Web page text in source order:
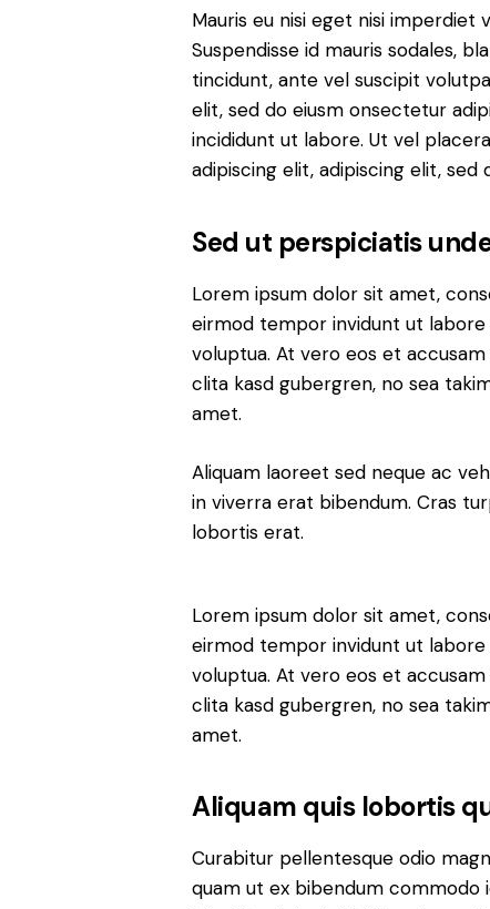
Mauris eu nisi eget nisi imperdiet
Suspendisse id mauris sodales,
tincidunt, ante vel suscipit
elit, sed do eiusm onsectetur
incididunt ut labore. Ut vel
adipiscing elit, adipiscing elit, sed
Sed ut perspiciatis
Lorem ipsum dolor sit amet,
eirmod tempor invidunt ut
voluptua. At vero eos et
clita kasd gubergren, no sea
amet.
Aliquam laoreet sed neque ac
in viverra erat bibendum. Cras
lobortis erat.
Lorem ipsum dolor sit amet,
eirmod tempor invidunt ut
voluptua. At vero eos et
clita kasd gubergren, no sea
amet.
Aliquam quis lobortis
Curabitur pellentesque odio
quam ut ex bibendum commodo